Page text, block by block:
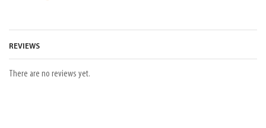
REVIEWS
There are no reviews yet.